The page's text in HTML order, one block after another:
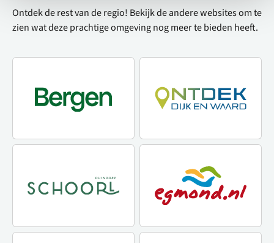
Ontdek de rest van de regio! Bekijk de andere websites om te
zien wat deze prachtige omgeving nog meer te bieden heeft.